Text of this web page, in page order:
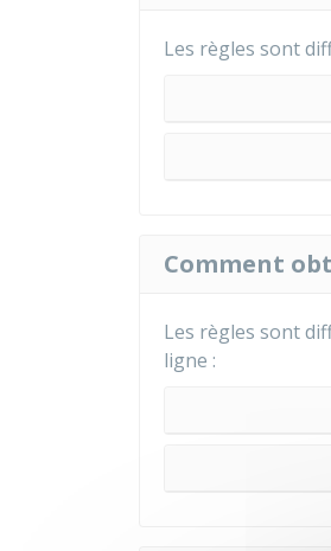
Les règles sont
Comment
Les règles sont
ligne :